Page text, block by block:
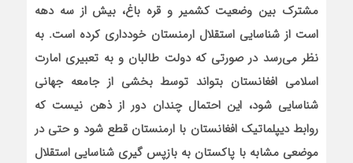
مشترک بین وضعیت کشمیر و قره باغ، بیش از سه دهه
است از شناسایی استقلال ارمنستان خودداری کرده است. به
نظر می‌‌رسد در صورتی که دولت طالبان و به تعبیری امارت
اسلامی افغانستان بتواند توسط بخشی از جامعه جهانی
شناسایی شود، این احتمال چندان دور از ذهن نیست که
روابط دیپلماتیک افغانستان با ارمنستان قطع شود و حتی در
موضعی مشابه با پاکستان به بازپس گیری شناسایی استقلال